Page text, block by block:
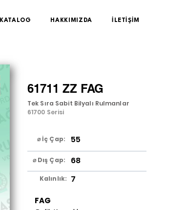
KATALOG HAKKIMIZDA İLETİŞİM
61711 ZZ FAG
Tek Sıra Sabit Bilyalı Rulmanlar
61700 Serisi
⌀ İç Çap: 55
⌀ Dış Çap: 68
Kalınlık: 7
FAG